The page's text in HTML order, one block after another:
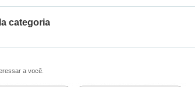
categoria
a você.